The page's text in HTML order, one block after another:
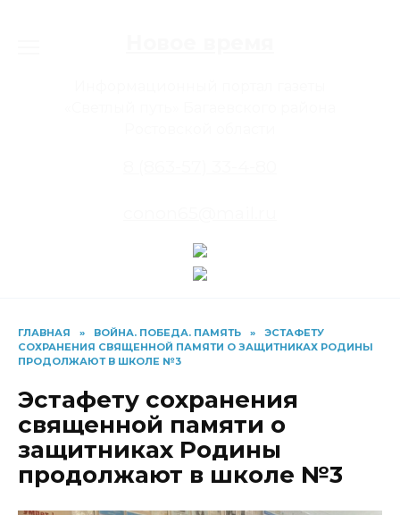
ГЛАВНАЯ » ВОЙНА. ПОБЕДА. ПАМЯТЬ »
ЭСТАФЕТУ
СОХРАНЕНИЯ СВЯЩЕННОЙ ПАМЯТИ О ЗАЩИТНИКАХ РОДИНЫ
ПРОДОЛЖАЮТ В ШКОЛЕ №3
Эстафету сохранения
священной памяти о
защитниках Родины
продолжают в школе №3